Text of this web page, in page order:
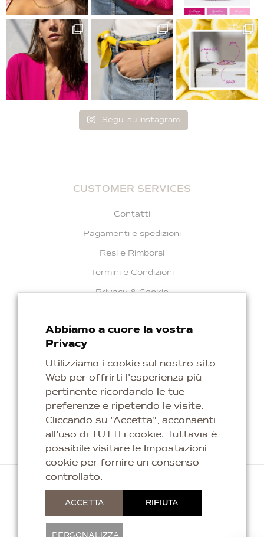
Segui su Instagram
CUSTOMER SERVICES
Contatti
Pagamenti e spedizioni
Resi e Rimborsi
Termini e Condizioni
Privacy & Cookie
Repubblica di San Marino
info@kaleagioielli.com
Copyright © 2026 Titan Silver & Gold S.p.a. Tutti i
Abbiamo a cuore la vostra
Privacy
Utilizziamo i cookie sul nostro sito
Web per offrirti l'esperienza più
pertinente ricordando le tue
preferenze e ripetendo le visite.
Cliccando su "Accetta", acconsenti
all'uso di TUTTI i cookie. Tuttavia è
possibile visitare le Impostazioni
cookie per fornire un consenso
controllato.
ACCETTA RIFIUTA